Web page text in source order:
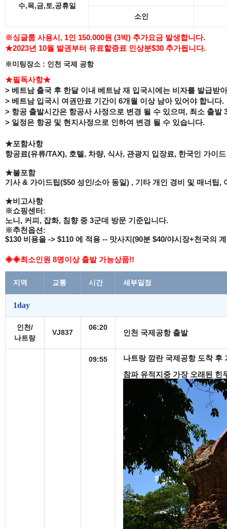
수,목,금,토,공휴일
소인
※싱글룸 사용시, 1인 150.000원 (3박) 추가요금 발생합니다.
★2023년 10월 발권부터 유료할증료 인상분$30 추가됩니다.
※미팅장소 : 인천 국제 공항
★필독사항★
> 베트남 출국 후 한달 이내 베트남 재 입국시에는 비자를 발급받
> 베트남 입국시 여권만료 기간이 6개월 이상 남아 있어야 합니다.
> 항공 출발시간은 항공사 사정으로 변경 될 수 있으며, 최소 출발
> 일정은 항공 및 현지사정으로 인하여 변경 될 수 있습니다.
★포함사항
항공료(유류/TAX), 호텔 , 차량, 식사, 관광지 입장료, 한국인 가이드
★불포함
기사& 가이드팁($50 성인/소아 동일) , 기타 개인 경비 및 매너팁,
★비고사항
※쇼핑센터 :
노니 , 커피 , 잡화, 침향 중 3군데 방문 기준입니다.
※추천옵션:
$130 비용을 -> $110 에 적용 -- 맛사지 (90분 $40/야시장+천국의
◈◈최소인원 8명이상 출발 가능상품!!
지역 교통 시간 세부일정
1day
인천/
나트랑
VJ837
06:20
인천 국제공항 출발
09:55
나트랑 깜란 국제공항 도착 후
참파 유적지중 가장 오래된 힌